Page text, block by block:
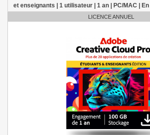
et enseignants | 1 utilisateur | 1 an | PC/MAC |
LICENCE ANNUEL